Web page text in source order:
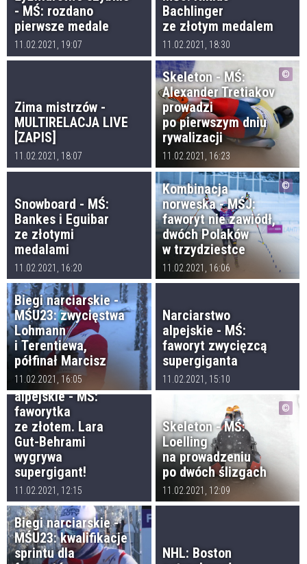
- MŚ: rozdano
pierwsze medale
11.02.2021, 19:07
Bachlinger
ze złotym medalem
11.02.2021, 18:30
Zima mistrzów -
MULTIRELACJA LIVE
[ZAPIS]
11.02.2021, 18:07
Skeleton - MŚ:
Alexander Tretiakov
prowadzi
po pierwszym dniu
rywalizacji
11.02.2021, 16:23
Snowboard - MŚ:
Bankes i Eguibar
ze złotymi
medalami
11.02.2021, 16:20
Kombinacja
norweska - MŚJ:
faworyt nie zawiódł,
dwóch Polaków
w trzydziestce
11.02.2021, 16:06
Biegi narciarskie -
MŚU23: zwycięstwa
Lohmann
i Terentiewa,
półfinał Marcisz
11.02.2021, 16:05
Narciarstwo
alpejskie - MŚ:
faworyt zwycięzcą
supergiganta
11.02.2021, 15:10
Narciarstwo
alpejskie - MŚ:
faworytka
ze złotem. Lara
Gut-Behrami
wygrywa
supergigant!
11.02.2021, 12:15
Skeleton - MŚ:
Loelling
na prowadzeniu
po dwóch ślizgach
11.02.2021, 12:09
Biegi narciarskie -
MŚU23: kwalifikacje
sprintu dla
NHL: Boston